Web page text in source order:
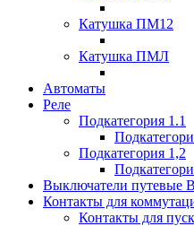
Катушка ПМ12
Катушка ПМЛ
Автоматы
Реле
Подкатегория 1.1
Подкатегория 1,2
Выключатели путевые
Контакты для
Контакты для